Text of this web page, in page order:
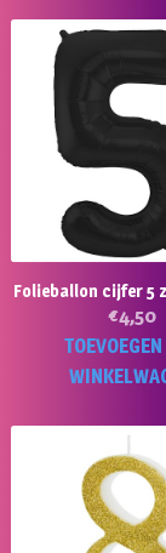
Folieballon cijfer 5
€4,50